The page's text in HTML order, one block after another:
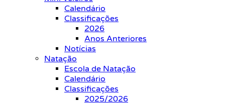
Calendário
Classificações
2026
Anos Anteriores
Notícias
Natação
Escola de Natação
Calendário
Classificações
2025/2026